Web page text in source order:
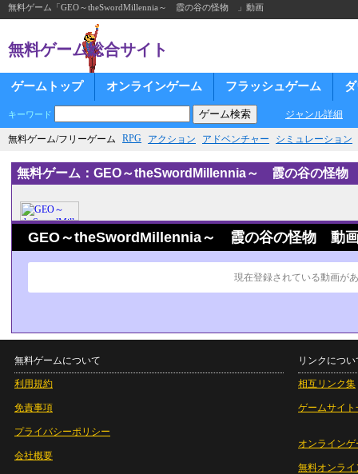
無料ゲーム「GEO～theSwordMillennia～ 霞の谷の怪物 」動画
無料ゲーム総合サイト
ゲームトップ オンラインゲーム フラッシュゲーム
キーワード ジャンル詳細
無料ゲーム/フリーゲーム RPG アクション アドベンチャー シミュレーション
無料ゲーム：GEO～theSwordMillennia～ 霞の谷の怪
GEO～theSwordMillennia～ 霞の谷の怪物 動
現在登録されている動画が
無料ゲームについて
利用規約
免責事項
プライバシーポリシー
会社概要
リンクについ
相互リンク集
ゲームサイト
オンラインゲ
無料オンライ